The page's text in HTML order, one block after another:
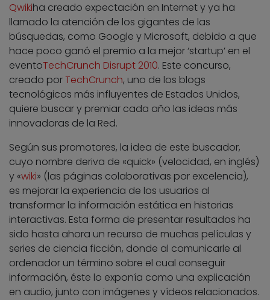
Qwikiha creado expectación en Internet y ya ha
llamado la atención de los gigantes de las
búsquedas, como Google y Microsoft, debido a que
hace poco ganó el premio a la mejor ‘startup’ en el
eventoTechCrunch Disrupt 2010. Este concurso,
creado porTechCrunch, uno de los blogs
tecnológicos más influyentes de Estados Unidos,
quiere buscar y premiar cada año las ideas más
innovadoras de la Red.
Según sus promotores, la idea de este buscador,
cuyo nombre deriva de «quick» (velocidad, en inglés)
y «wiki» (las páginas colaborativas por excelencia),
es mejorar la experiencia de los usuarios al
transformar la información estática en historias
interactivas. Esta forma de presentar resultados ha
sido hasta ahora un recurso de muchas películas y
series de ciencia ficción, donde al comunicarle al
ordenador un término sobre el cual conseguir
información, éste lo exponía como una explicación
en audio, junto con imágenes y vídeos relacionados.